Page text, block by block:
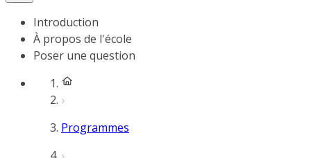
Introduction
À propos de l'école
Poser une question
Programmes